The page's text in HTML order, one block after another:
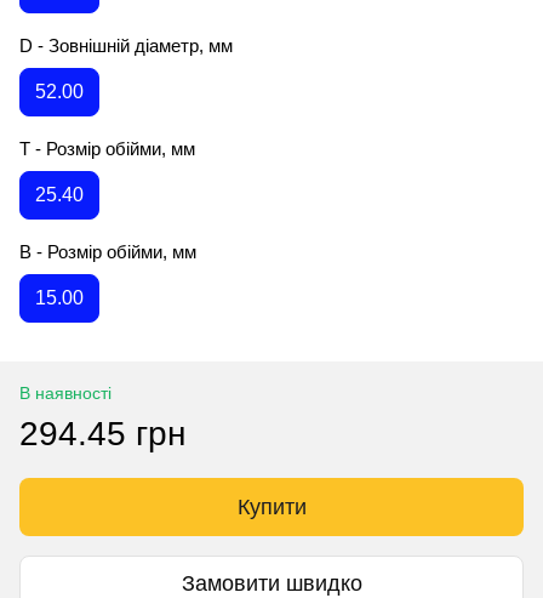
D - Зовнішній діаметр, мм
52.00
T - Розмір обійми, мм
25.40
B - Розмір обійми, мм
15.00
В наявності
294.45 грн
Купити
Замовити швидко